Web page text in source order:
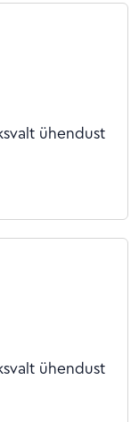
ühendust
ühendust